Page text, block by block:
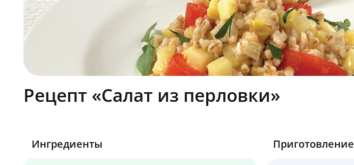
Рецепт «Салат из перловки»
Ингредиенты Приготовление